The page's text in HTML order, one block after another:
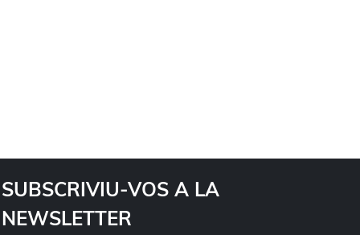
SUBSCRIVIU-VOS A LA
NEWSLETTER